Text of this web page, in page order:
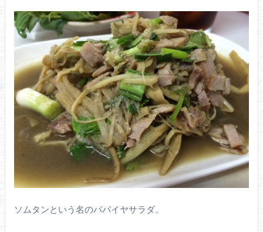
ソムタンという名のパパイヤサラダ。